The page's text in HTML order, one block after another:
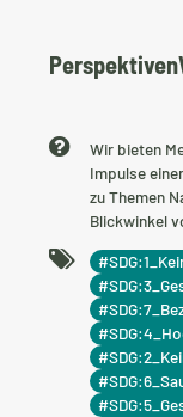
Wir bieten
Impulse
zu Themen
Blickwinkel
#SDG:
#SDG:
#SDG:
#SDG:
#SDG:
#SDG:
#SDG: